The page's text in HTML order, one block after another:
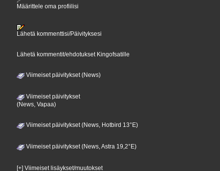
Määrittele oma profiilisi
Lähetä kommenttisi/Päivityksesi
Lähetä kommentit/ehdotukset Kingofsatille
Viimeiset päivitykset (News)
Viimeiset päivitykset
(News, Vapaa)
Viimeiset päivitykset (News, Hotbird 13°E)
Viimeiset päivitykset (News, Astra 19,2°E)
[+] Viimeiset lisäykset/muutokset